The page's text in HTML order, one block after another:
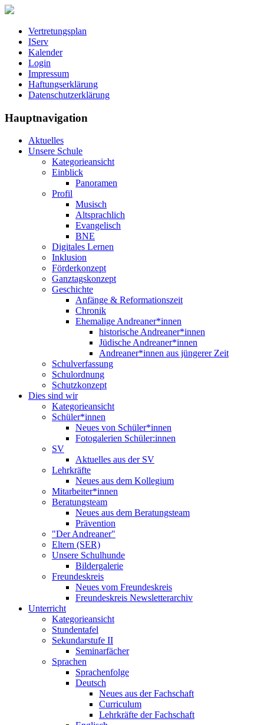
Vertretungsplan
IServ
Kalender
Login
Impressum
Haftungserklärung
Datenschutzerklärung
Hauptnavigation
Aktuelles
Unsere Schule
Kategorieansicht
Einblick
Panoramen
Profil
Musisch
Altsprachlich
Evangelisch
BNE
Digitales Lernen
Inklusion
Förderkonzept
Ganztagskonzept
Geschichte
Anfänge & Reformationszeit
Chronik
Ehemalige Andreaner*innen
historische Andreaner*innen
Jüdische Andreaner*innen
Andreaner*innen aus jüngerer Zeit
Schulverfassung
Schulordnung
Schutzkonzept
Dies sind wir
Kategorieansicht
Schüler*innen
Neues von Schüler*innen
Fotogalerien Schüler:innen
SV
Aktuelles aus der SV
Lehrkräfte
Neues aus dem Kollegium
Mitarbeiter*innen
Beratungsteam
Neues aus dem Beratungsteam
Prävention
"Der Andreaner"
Eltern (SER)
Unsere Schulhunde
Bildergalerie
Freundeskreis
Neues vom Freundeskreis
Freundeskreis Newsletterarchiv
Unterricht
Kategorieansicht
Stundentafel
Sekundarstufe II
Seminarfächer
Sprachen
Sprachenfolge
Deutsch
Neues aus der Fachschaft
Curriculum
Lehrkräfte der Fachschaft